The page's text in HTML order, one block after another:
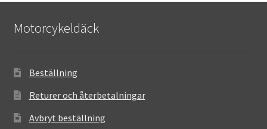
Motorcykeldäck
Beställning
Returer och återbetalningar
Avbryt beställning